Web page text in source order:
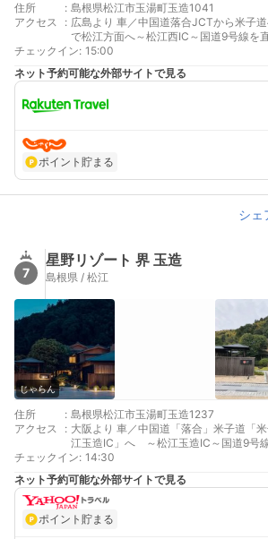
住所 : 島根県松江市玉湯町玉造1041
アクセス
: 広島より 車／中国道落合JCTから米子
で松江方面へ～松江西IC～国道9号線
折 車以外／山陽本線岡山駅乗換 伯備線
東京より 車／東名高速から中国道に入
山陰道へ～松江西IC～国道9号線を直
以外／羽田空港から80分-出雲空港到着
松江駅へ
補足 車／玉湯町交差点を左折後玉造温
駐車場は旅館裏にございます。
チェックイン: 15:00
ネット予約可能な外部サイトで見る
ポイント貯まる
シェ
7
星野リゾート 界 玉造
島根県 / 松江
じゃらん
住所 : 島根県松江市玉湯町玉造1237
アクセス
: 大阪より 車／中国道「落合」米子道「
江玉造IC」へ ～松江玉造IC～国道9号
湯町交差点を左折して直進 車以外／（
分（特急）岡山～玉造温泉約2時間40分
東京より 車以外／羽田よりJALにて出
最寄り駅１ 玉造温泉
補足 車／冬期は積雪や道路凍結の恐れ
ドレスタイヤもしくはチェーンの装着
チェックイン: 14:30
ネット予約可能な外部サイトで見る
ポイント貯まる